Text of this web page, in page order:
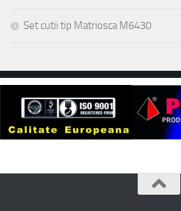
Set cutii tip Matriosca M6430